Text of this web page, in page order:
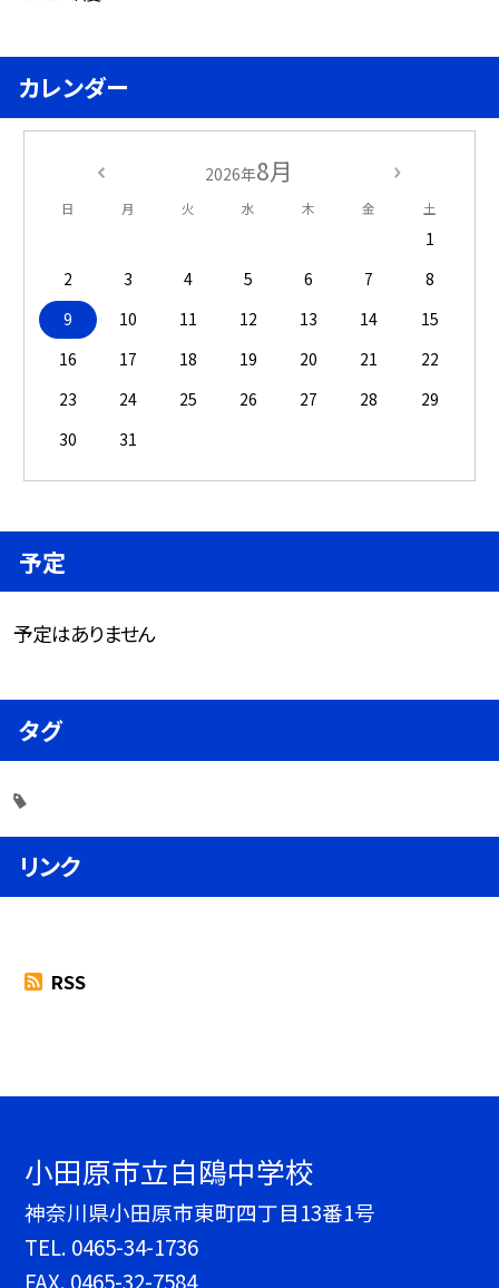
カレンダー
2026年8月
日 月 火 水 木 金 土
1
2
3 4 5 6 7
8
9
10 11 12 13 14
15
16
17 18 19 20 21
22
23
24 25 26 27 28
29
30
31
予定
予定はありません
タグ
リンク
RSS
小田原市立白鴎中学校
神奈川県小田原市東町四丁目13番1号
TEL. 0465-34-1736
FAX. 0465-32-7584